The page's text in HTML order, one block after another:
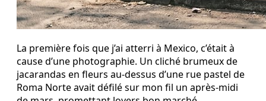
La première fois que j’ai atterri à Mexico, c’était à
cause d’une photographie. Un cliché brumeux de
jacarandas en fleurs au-dessus d’une rue pastel de
Roma Norte avait défilé sur mon fil un après-midi